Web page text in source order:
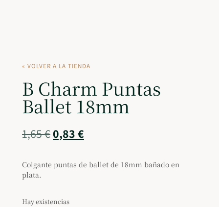
« VOLVER A LA TIENDA
B Charm Puntas
Ballet 18mm
1,65€0,83€
Colgante puntas de ballet de 18mm bañado en
plata.
Hay existencias